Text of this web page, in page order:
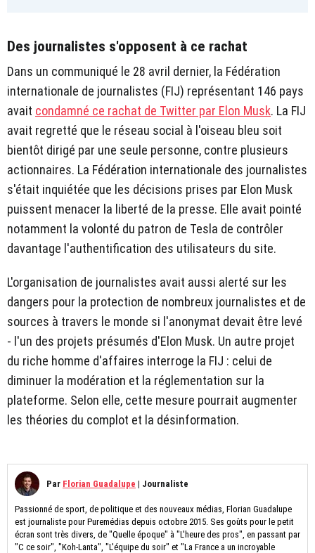
Des journalistes s'opposent à ce rachat
Dans un communiqué le 28 avril dernier, la Fédération
internationale de journalistes (FIJ) représentant 146 pays
avait condamné ce rachat de Twitter par Elon Musk. La FIJ
avait regretté que le réseau social à l'oiseau bleu soit
bientôt dirigé par une seule personne, contre plusieurs
actionnaires. La Fédération internationale des journalistes
s'était inquiétée que les décisions prises par Elon Musk
puissent menacer la liberté de la presse. Elle avait pointé
notamment la volonté du patron de Tesla de contrôler
davantage l'authentification des utilisateurs du site.
L'organisation de journalistes avait aussi alerté sur les
dangers pour la protection de nombreux journalistes et de
sources à travers le monde si l'anonymat devait être levé
- l'un des projets présumés d'Elon Musk. Un autre projet
du riche homme d'affaires interroge la FIJ : celui de
diminuer la modération et la réglementation sur la
plateforme. Selon elle, cette mesure pourrait augmenter
les théories du complot et la désinformation.
Par Florian Guadalupe | Journaliste
Passionné de sport, de politique et des nouveaux médias, Florian Guadalupe
est journaliste pour Puremédias depuis octobre 2015. Ses goûts pour le petit
écran sont très divers, de "Quelle époque" à "L'heure des pros", en passant par
"C ce soir", "Koh-Lanta", "L'équipe du soir" et "La France a un incroyable